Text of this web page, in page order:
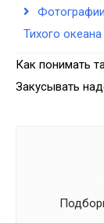
Тихого океана
Как понимать
Закусывать